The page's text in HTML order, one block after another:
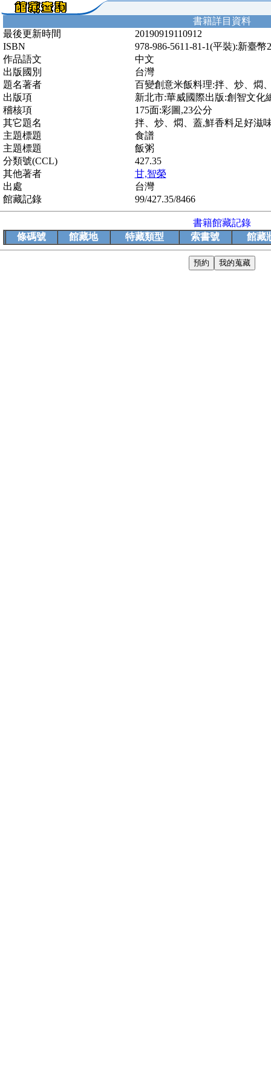
書籍詳目資料
最後更新時間
20190919110912
ISBN
978-986-5611-81-1(平裝):新臺幣
作品語文
中文
出版國別
台灣
題名著者
百變創意米飯料理:拌、炒、燜
出版項
新北市:華威國際出版:創智文化
稽核項
175面:彩圖,23公分
其它題名
拌、炒、燜、蓋,鮮香料足好滋
主題標題
食譜
主題標題
飯粥
分類號(CCL)
427.35
其他著者
甘,智榮
出處
台灣
館藏記錄
99/427.35/8466
書籍館藏記錄
條碼號
館藏地 特藏類型 索書號 館藏